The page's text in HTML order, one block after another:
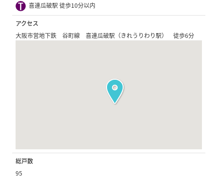
喜連瓜破駅 徒歩10分以内
アクセス
大阪市営地下鉄 谷町線 喜連瓜破駅（きれうりわり駅） 徒歩6分
総戸数
95